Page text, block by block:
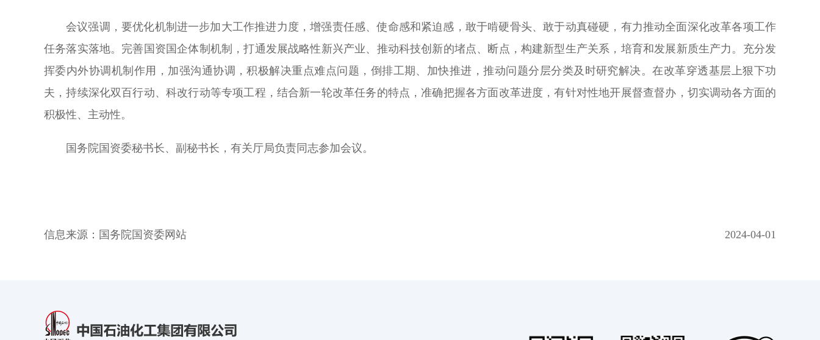
会议强调，要优化机制进一步加大工作推进力度，增强责任感、使命感和紧迫感，敢于啃硬骨头、敢于动真碰硬，有力推动全面深化改革各项工作
任务落实落地。完善国资国企体制机制，打通发展战略性新兴产业、推动科技创新的堵点、断点，构建新型生产关系，培育和发展新质生产力。充分发
挥委内外协调机制作用，加强沟通协调，积极解决重点难点问题，倒排工期、加快推进，推动问题分层分类及时研究解决。在改革穿透基层上狠下功
夫，持续深化双百行动、科改行动等专项工程，结合新一轮改革任务的特点，准确把握各方面改革进度，有针对性地开展督查督办，切实调动各方面的
积极性、主动性。
国务院国资委秘书长、副秘书长，有关厅局负责同志参加会议。
信息来源： 国务院国资委网站 2024-04-01